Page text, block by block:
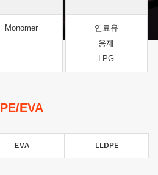
Monomer
연료유
용제
LPG
PE/EVA
EVA LLDPE